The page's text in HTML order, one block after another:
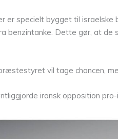
er specielt bygget til israelske
benzintanke. Dette gør, at de
vil tage chancen,
iransk opposition